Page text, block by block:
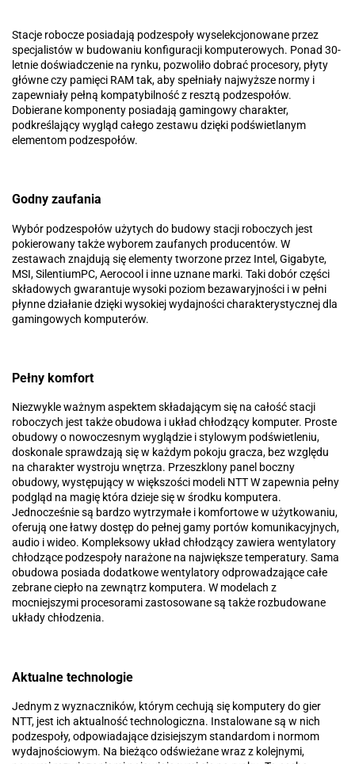
Stacje robocze posiadają podzespoły wyselekcjonowane przez
specjalistów w budowaniu konfiguracji komputerowych. Ponad 30-
letnie doświadczenie na rynku, pozwoliło dobrać procesory, płyty
główne czy pamięci RAM tak, aby spełniały najwyższe normy i
zapewniały pełną kompatybilność z resztą podzespołów.
Dobierane komponenty posiadają gamingowy charakter,
podkreślający wygląd całego zestawu dzięki podświetlanym
elementom podzespołów.
Godny zaufania
Wybór podzespołów użytych do budowy stacji roboczych jest
pokierowany także wyborem zaufanych producentów. W
zestawach znajdują się elementy tworzone przez Intel, Gigabyte,
MSI, SilentiumPC, Aerocool i inne uznane marki. Taki dobór części
składowych gwarantuje wysoki poziom bezawaryjności i w pełni
płynne działanie dzięki wysokiej wydajności charakterystycznej dla
gamingowych komputerów.
Pełny komfort
Niezwykle ważnym aspektem składającym się na całość stacji
roboczych jest także obudowa i układ chłodzący komputer. Proste
obudowy o nowoczesnym wyglądzie i stylowym podświetleniu,
doskonale sprawdzają się w każdym pokoju gracza, bez względu
na charakter wystroju wnętrza. Przeszklony panel boczny
obudowy, występujący w większości modeli NTT W zapewnia pełny
podgląd na magię która dzieje się w środku komputera.
Jednocześnie są bardzo wytrzymałe i komfortowe w użytkowaniu,
oferują one łatwy dostęp do pełnej gamy portów komunikacyjnych,
audio i wideo. Kompleksowy układ chłodzący zawiera wentylatory
chłodzące podzespoły narażone na największe temperatury. Sama
obudowa posiada dodatkowe wentylatory odprowadzające całe
zebrane ciepło na zewnątrz komputera. W modelach z
mocniejszymi procesorami zastosowane są także rozbudowane
układy chłodzenia.
Aktualne technologie
Jednym z wyznaczników, którym cechują się komputery do gier
NTT, jest ich aktualność technologiczna. Instalowane są w nich
podzespoły, odpowiadające dzisiejszym standardom i normom
wydajnościowym. Na bieżąco odświeżane wraz z kolejnymi,